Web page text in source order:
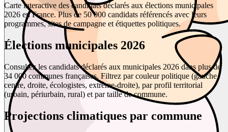
Carte interactive des candidats déclarés aux élections municipales
2026 en France. Plus de 50 000 candidats référencés avec leurs
programmes, sites de campagne et étiquettes politiques.
Élections municipales 2026
Consultez les candidats déclarés aux municipales 2026 dans plus de
34 000 communes françaises. Filtrez par couleur politique (gauche,
centre, droite, écologistes, extrême-droite), par profil territorial
(urbain, périurbain, rural) et par taille de commune.
Projections climatiques par commune